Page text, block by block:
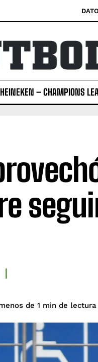
HEINEKEN – CHAMPIONS
de 1 min de lectura